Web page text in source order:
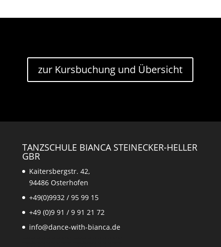
zur Kursbuchung und Übersicht
TANZSCHULE BIANCA STEINECKER-HELLER
GBR
Kaitersbergstr. 42,
94486 Osterhofen
+49(0)9932 / 95 99 15
+49 (0)9 91 / 9 91 21 72
info@dance-with-bianca.de